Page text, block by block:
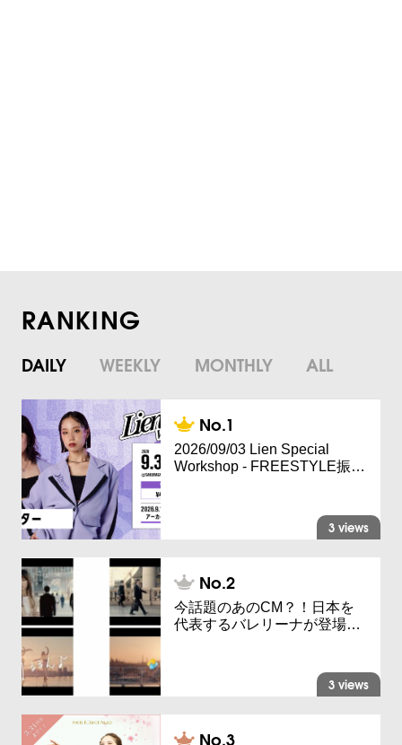
RANKING
DAILY WEEKLY MONTHLY ALL
2026/09/03 Lien Special
Workshop - FREESTYLE振…
3 views
今話題のあのCM？！日本を
代表するバレリーナが登場…
3 views